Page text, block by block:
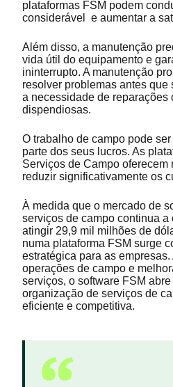
plataformas FSM podem
considerável e aumentar a
Além disso, a manutenção
vida útil do equipamento e
ininterrupto. A manutenção
resolver problemas antes que
a necessidade de reparações
dispendiosas.
O trabalho de campo pode
parte dos seus lucros. As
Serviços de Campo oferecem
reduzir significativamente os
À medida que o mercado de
serviços de campo continua a
atingir 29,9 mil milhões de
numa plataforma FSM surge
estratégica para as
operações de campo e
serviços, o software FSM
organização de serviços de
eficiente e competitiva.